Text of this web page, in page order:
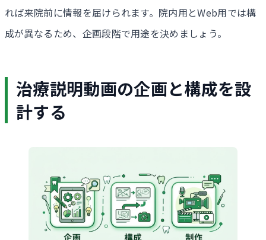
れば来院前に情報を届けられます。院内用とWeb用では構
成が異なるため、企画段階で用途を決めましょう。
治療説明動画の企画と構成を設
計する